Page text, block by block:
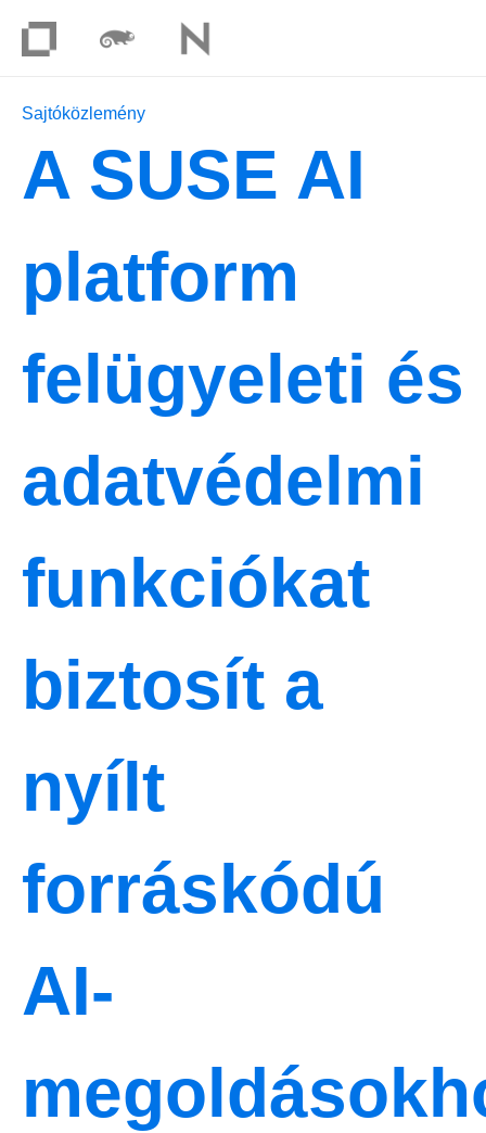
Sajtóközlemény
A SUSE AI
platform
felügyeleti és
adatvédelmi
funkciókat
biztosít a
nyílt
forráskódú
AI-